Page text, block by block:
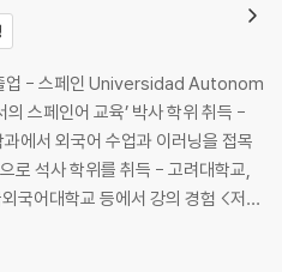
어디에 있니?
72 · Gramatica y Ejercicios 74
este semestre? 이번 학기에 어떤
업 - 스페인 Universidad Autonom
스페인어 교육’ 박사 학위 취득 -
에서 외국어 수업과 이러닝을 접목
학교,
어대학교 등에서 강의 경험 <저서
(공저, 2018, 전라남도교